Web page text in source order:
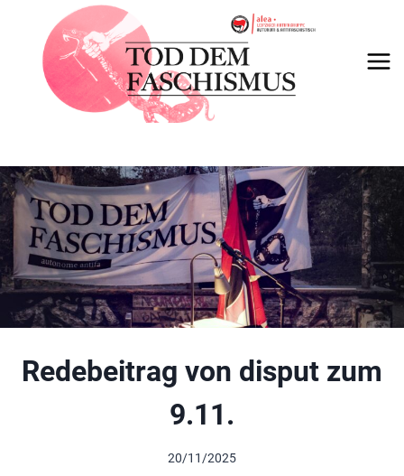
content
Redebeitrag von disput zum
9.11.
20/11/2025